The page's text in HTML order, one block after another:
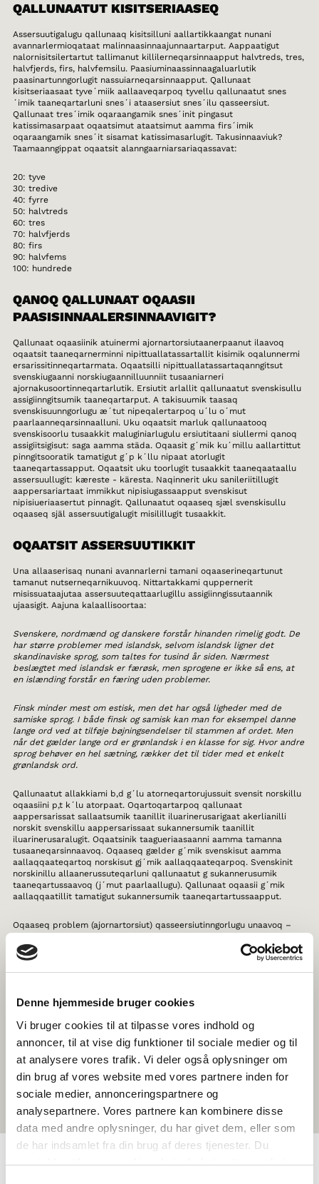
Denne hjemmeside bruger cookies
Vi bruger cookies til at tilpasse vores indhold og
annoncer, til at vise dig funktioner til sociale medier og til
at analysere vores trafik. Vi deler også oplysninger om
din brug af vores website med vores partnere inden for
sociale medier, annonceringspartnere og
analysepartnere. Vores partnere kan kombinere disse
data med andre oplysninger, du har givet dem, eller som
de har indsamlet fra din brug af deres tjenester. Du
samtykker til vores cookies, hvis du fortsætter med at
QALLUNAATUT KISITSERIAASEQ
Assersuutigalugu qallunaaq kisitsilluni aallartikkaangat nunani
avannarlermioqataat malinnaasinnaajunnaartarput. Aappaatigut
nalornisitsilertartut tallimanut killilerneqarsinnaapput halvtreds, tres,
halvfjerds, firs, halvfemsilu. Paasiuminaassinnaagaluarlutik
paasinartunngorlugit nassuiarneqarsinnaapput. Qallunaat
kisitseriaasaat tyve´miik aallaaveqarpoq tyvellu qallunaatut snes
´imik taaneqartarluni snes´i ataasersiut snes´ilu qasseersiut.
Qallunaat tres´imik oqaraangamik snes´init pingasut
katissimasarpaat oqaatsimut ataatsimut aamma firs´imik
oqaraangamik snes´it sisamat katissimasarlugit. Takusinnaaviuk?
Taamaanngippat oqaatsit alanngaarniarsariaqassavat:
20: tyve
30: tredive
40: fyrre
50: halvtreds
60: tres
70: halvfjerds
80: firs
90: halvfems
100: hundrede
QANOQ QALLUNAAT OQAASII
PAASISINNAALERSINNAAVIGIT?
Qallunaat oqaasiinik atuinermi ajornartorsiutaanerpaanut ilaavoq
oqaatsit taaneqarnerminni nipittuallatassartallit kisimik oqalunnermi
ersarissitinneqartarmata. Oqaatsilli nipittuallatassartaqanngitsut
svenskiugaanni norskiugaannilluunniit tusaaniarneri
ajornakusoortinneqartarlutik. Ersiutit arlallit qallunaatut svenskisullu
assigiinngitsumik taaneqartarput. A takisuumik taasaq
svenskisuunngorlugu æ´tut nipeqalertarpoq u´lu o´mut
paarlaanneqarsinnaalluni. Uku oqaatsit marluk qallunaatooq
svenskisoorlu tusaakkit maluginiarlugulu ersiutitaani siullermi qanoq
assigiitsigisut: saga aamma städa. Oqaasit g´mik ku´millu aallartittut
pinngitsooratik tamatigut g´p k´llu nipaat atorlugit
taaneqartassapput. Oqaatsit uku toorlugit tusaakkit taaneqaataallu
assersuullugit: kæreste - käresta. Naqinnerit uku sanileriitillugit
aappersariartaat immikkut nipisiugassaapput svenskisut
nipisiueriaasertut pinnagit. Qallunaatut oqaaseq sjæl svenskisullu
oqaaseq själ assersuutigalugit misilillugit tusaakkit.
OQAATSIT ASSERSUUTIKKIT
Una allaaserisaq nunani avannarlerni tamani oqaaserineqartunut
tamanut nutserneqarnikuuvoq. Nittartakkami quppernerit
misissuataajutaa assersuuteqattaarlugillu assigiinngissutaannik
ujaasigit. Aajuna kalaallisoortaa:
Svenskere, nordmænd og danskere forstår hinanden rimelig godt. De
har større problemer med islandsk, selvom islandsk ligner det
skandinaviske sprog, som taltes for tusind år siden. Nærmest
beslægtet med islandsk er færøsk, men sprogene er ikke så ens, at
en islænding forstår en færing uden problemer.
Finsk minder mest om estisk, men det har også ligheder med de
samiske sprog. I både finsk og samisk kan man for eksempel danne
lange ord ved at tilføje bøjningsendelser til stammen af ordet. Men
når det gælder lange ord er grønlandsk i en klasse for sig. Hvor andre
sprog behøver en hel sætning, rækker det til tider med et enkelt
grønlandsk ord.
Qallunaatut allakkiami b,d g´lu atorneqartorujussuit svensit norskillu
oqaasiini p,t k´lu atorpaat. Oqartoqartarpoq qallunaat
aappersarissat sallaatsumik taanillit iluarinerusarigaat akerlianilli
norskit svenskillu aappersarissaat sukannersumik taanillit
iluarinerusaralugit. Oqaatsinik taagueriaasaanni aamma tamanna
tusaaneqarsinnaavoq. Oqaaseq gælder g´mik svenskisut aamma
aallaqqaateqartoq norskisut gj´mik aallaqqaateqarpoq. Svenskinit
norskinillu allaanerussuteqarluni qallunaatut g sukannerusumik
taaneqartussaavoq (j´mut paarlaallugu). Qallunaat oqaasii g´mik
aallaqqaatillit tamatigut sukannersumik taaneqartartussaapput.
Oqaaseq problem (ajornartorsiut) qasseersiutinngorlugu unaavoq –
qallunaanut norskinillu oqaasiinut sanilliukkaanni, allaaqutigaat
taggisit taggisaasallu amerlanerit svenskisut qasseersiutinngortinnerini
ilisarnaat pigineq ajoramikku. Qallunaatut amerlanertigut hinanden
´uvoq norskisullu hverandre. Qanga Skandinaviami oqaasitoqqaanni
isumaqartinneqarnikuupput: Inuit imminnut ilassisut marluuppata
hinanden atorneqassaaq, inuit pingasuniik qummut amerlatigippata
hverandre atorneqassaaq. Imaappoq hverandre oqaasiuvoq
qasseersiut, svenskit norskillu oqaasiinut pulasimasoq qallunaat
oqaasiinut hinanden pulasimalluni.